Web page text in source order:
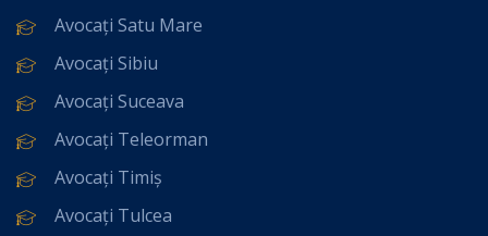
Avocați Satu Mare
Avocați Sibiu
Avocați Suceava
Avocați Teleorman
Avocați Timiș
Avocați Tulcea